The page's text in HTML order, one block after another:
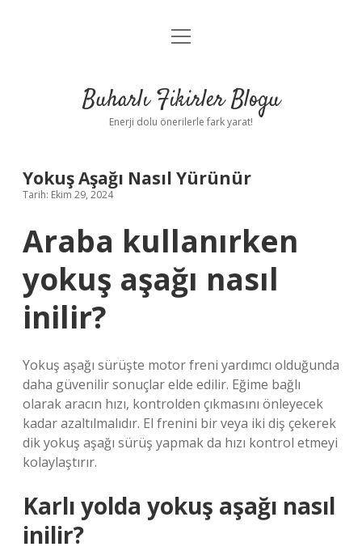
Anasayfa
Yasal Uyarı
menüyü
Buharlı Fikirler Blogu
Enerji dolu önerilerle fark yarat!
Yokuş Aşağı Nasıl Yürünür
Tarih: Ekim 29, 2024
Araba kullanırken
yokuş aşağı nasıl
inilir?
Yokuş aşağı sürüşte motor freni yardımcı olduğunda
daha güvenilir sonuçlar elde edilir. Eğime bağlı
olarak aracın hızı, kontrolden çıkmasını önleyecek
kadar azaltılmalıdır. El frenini bir veya iki diş çekerek
dik yokuş aşağı sürüş yapmak da hızı kontrol etmeyi
kolaylaştırır.
Karlı yolda yokuş aşağı nasıl
inilir?